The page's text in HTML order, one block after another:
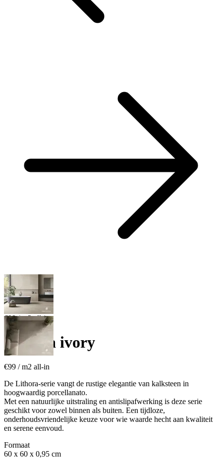
€99 / m2 all-in
Lithora ivory
€99 / m2 all-in
De Lithora-serie vangt de rustige elegantie van kalksteen in
hoogwaardig porcellanato.
Met een natuurlijke uitstraling en antislipafwerking is deze serie
geschikt voor zowel binnen als buiten. Een tijdloze,
onderhoudsvriendelijke keuze voor wie waarde hecht aan kwaliteit
en serene eenvoud.
Formaat
60 x 60 x 0,95 cm